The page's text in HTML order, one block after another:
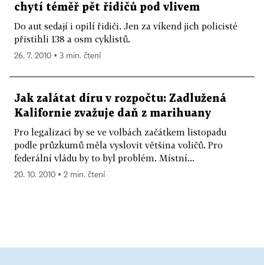
chytí téměř pět řidičů pod vlivem
Do aut sedají i opilí řidiči. Jen za víkend jich policisté
přistihli 138 a osm cyklistů.
26. 7. 2010 ▪ 3 min. čtení
Jak zalátat díru v rozpočtu: Zadlužená
Kalifornie zvažuje daň z marihuany
Pro legalizaci by se ve volbách začátkem listopadu
podle průzkumů měla vyslovit většina voličů. Pro
federální vládu by to byl problém. Místní...
20. 10. 2010 ▪ 2 min. čtení